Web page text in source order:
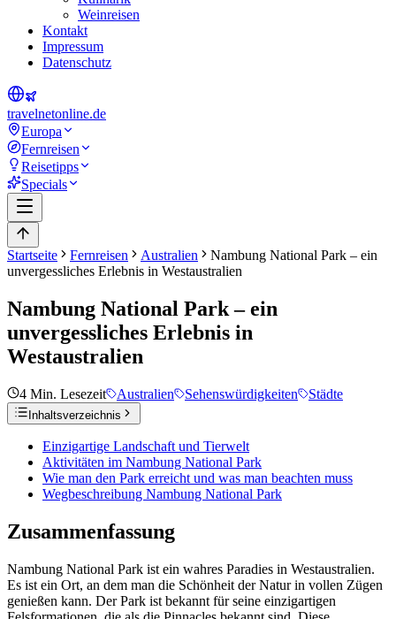
Weinreisen
Kontakt
Impressum
Datenschutz
travelnetonline.de
Europa
Fernreisen
Reisetipps
Specials
Startseite Fernreisen Australien
Nambung National Park – ein
unvergessliches Erlebnis in Westaustralien
Nambung National Park – ein
unvergessliches Erlebnis in
Westaustralien
4 Min. Lesezeit Australien Sehenswürdigkeiten Städte
Inhaltsverzeichnis
Einzigartige Landschaft und Tierwelt
Aktivitäten im Nambung National Park
Wie man den Park erreicht und was man beachten muss
Wegbeschreibung Nambung National Park
Zusammenfassung
Nambung National Park ist ein wahres Paradies in Westaustralien.
Es ist ein Ort, an dem man die Schönheit der Natur in vollen Zügen
genießen kann. Der Park ist bekannt für seine einzigartigen